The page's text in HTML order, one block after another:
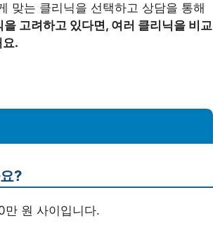
맞는 클리닉을 선택하고 상담을 통해
고려하고 있다면, 여러 클리닉을 비교
요.
?
만 원 사이입니다.